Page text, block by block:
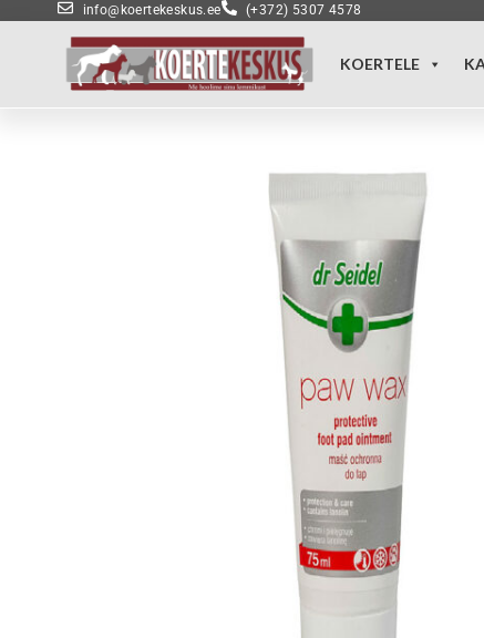
info@koertekeskus.ee (+372) 5307 4578
KOERTELE